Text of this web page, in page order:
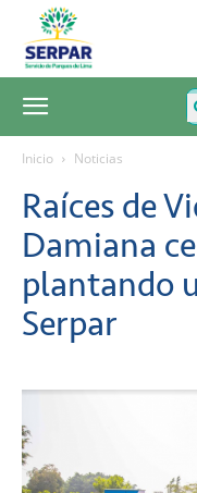
SERPAR
Servicio
de
Parques
Inicio Noticias
Raíces de
Damiana
plantando
Serpar